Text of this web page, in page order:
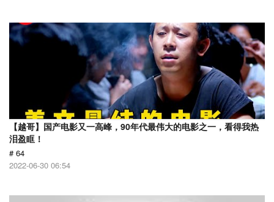
【越哥】国产电影又一高峰，90年代最伟大的电影之一，看得我热
泪盈眶！
# 64
2022-06-30 06:54